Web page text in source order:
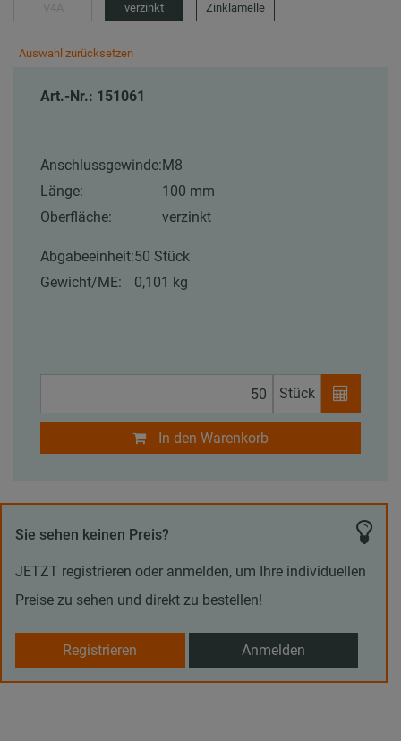
verzinkt Zinklamelle
Auswahl zurücksetzen
Art.-Nr.: 151061
Anschlussgewinde:M8
Länge:
100 mm
Oberfläche:
verzinkt
Abgabeeinheit:50 Stück
Gewicht/ME:
0,101 kg
Stück
In den Warenkorb
Sie sehen keinen Preis?
JETZT registrieren oder anmelden, um Ihre individuellen
Preise zu sehen und direkt zu bestellen!
Registrieren Anmelden